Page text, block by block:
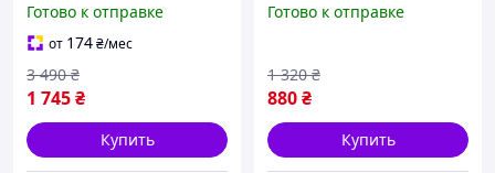
ручной заточки цепи
бензопилы
универсальный
Готово к отправке
от 174₴/мес
1 745₴
3 490 ₴
Купить
с 3 надфилями и
FLAME
Готово к отправке
880₴
1 320 ₴
Купить